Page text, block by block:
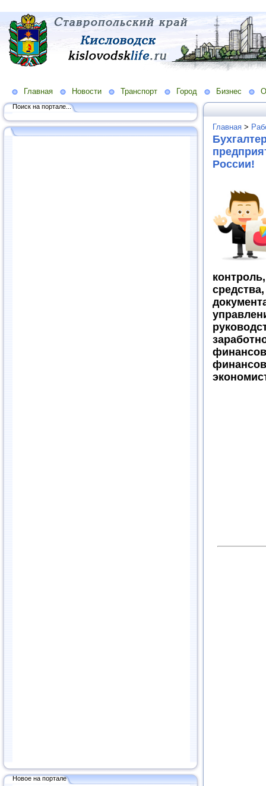
Главная Новости Транспорт Город Бизнес
Поиск на портале...
Новое на портале
Главная >
России!